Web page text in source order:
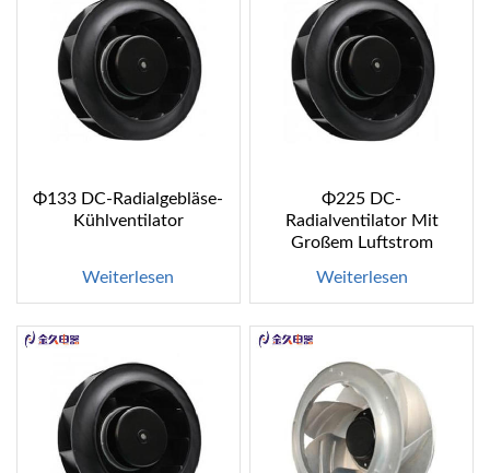
Φ133 DC-Radialgebläse-
Kühlventilator
Weiterlesen
Φ225 DC-
Radialventilator Mit
Großem Luftstrom
Weiterlesen